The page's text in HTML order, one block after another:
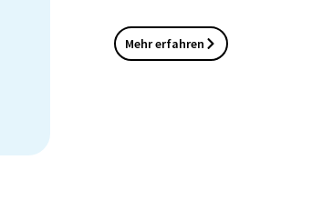
Mehr erfahren